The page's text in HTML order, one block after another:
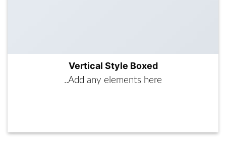
Vertical Style Boxed
Add any elements here..